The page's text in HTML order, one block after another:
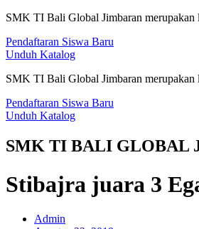
SMK TI Bali Global Jimbaran merupakan
Pendaftaran Siswa Baru
Unduh Katalog
SMK TI Bali Global Jimbaran merupakan
Pendaftaran Siswa Baru
Unduh Katalog
SMK TI BALI GLOBAL
Stibajra juara 3
Admin